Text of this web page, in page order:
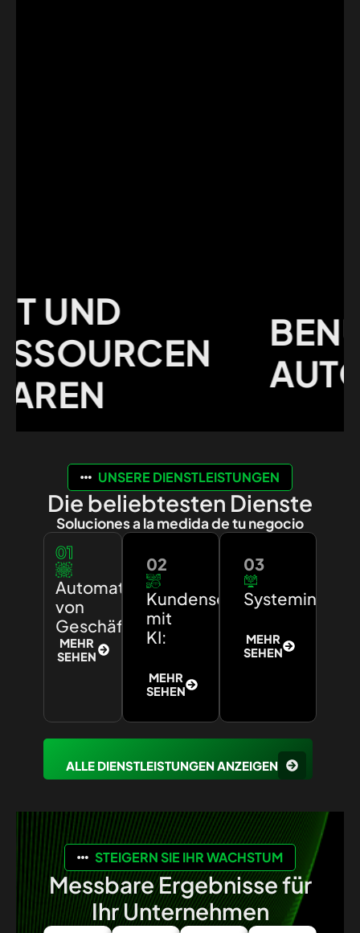
UNSERE DIENSTLEISTUNGEN
Die beliebtesten Dienste
Soluciones a la medida de tu negocio
01
Automatisierung
von
Geschäftsprozessen:
MEHR
SEHEN
02
Kundenservice
mit
KI:
MEHR
SEHEN
03
MEHR
SEHEN
ALLE DIENSTLEISTUNGEN ANZEIGEN
STEIGERN SIE IHR WACHSTUM
Messbare Ergebnisse für
Ihr Unternehmen